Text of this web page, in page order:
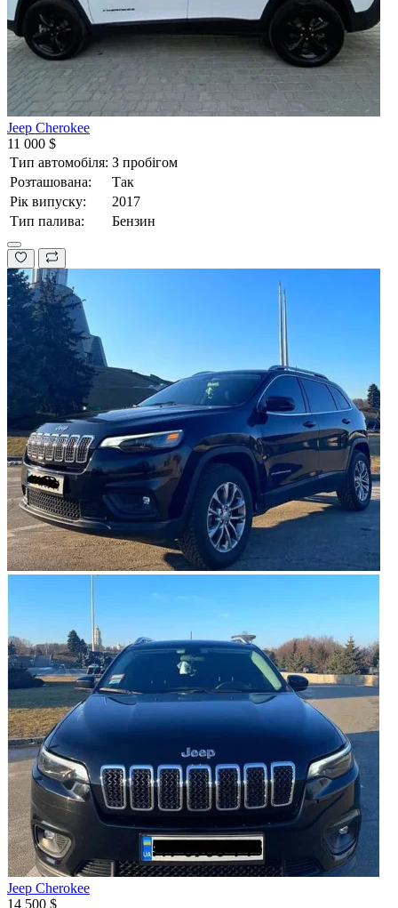
Jeep Cherokee
11 000 $
Тип автомобіля: З пробігом
Розташована:
Так
Рік випуску:
2017
Тип палива:
Бензин
Jeep Cherokee
14 500 $